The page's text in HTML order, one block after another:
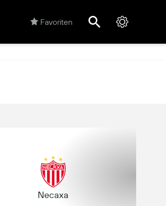
Favoriten
Necaxa